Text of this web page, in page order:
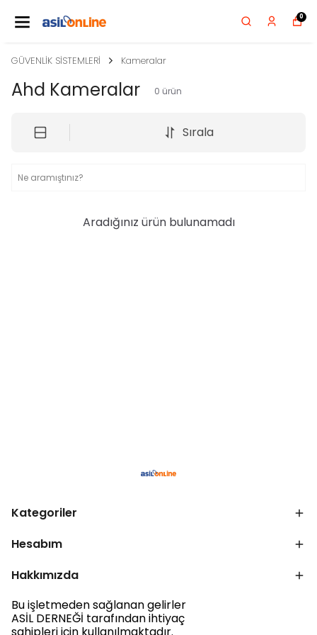
0
GÜVENLİK SİSTEMLERİ Kameralar
Ahd Kameralar 0 ürün
Sırala
Aradığınız ürün bulunamadı
Kategoriler
Hesabım
Hakkımızda
Bu işletmeden sağlanan gelirler
ASİL DERNEĞİ tarafından ihtiyaç